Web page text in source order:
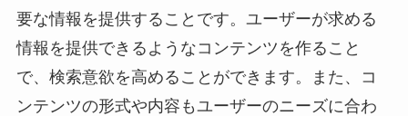
要な情報を提供することです。ユーザーが求める
情報を提供できるようなコンテンツを作ること
で、検索意欲を高めることができます。また、コ
ンテンツの形式や内容もユーザーのニーズに合わ